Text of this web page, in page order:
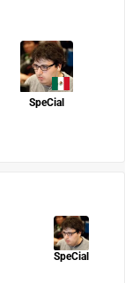
SpeCial
SpeCial